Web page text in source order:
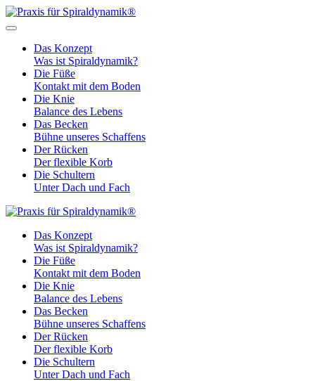
Das Konzept
Was ist Spiraldynamik?
Die Füße
Kontakt mit dem Boden
Die Knie
Balance des Lebens
Das Becken
Bühne unseres Schaffens
Der Rücken
Der flexible Korb
Die Schultern
Unter Dach und Fach
Das Konzept
Was ist Spiraldynamik?
Die Füße
Kontakt mit dem Boden
Die Knie
Balance des Lebens
Das Becken
Bühne unseres Schaffens
Der Rücken
Der flexible Korb
Die Schultern
Unter Dach und Fach